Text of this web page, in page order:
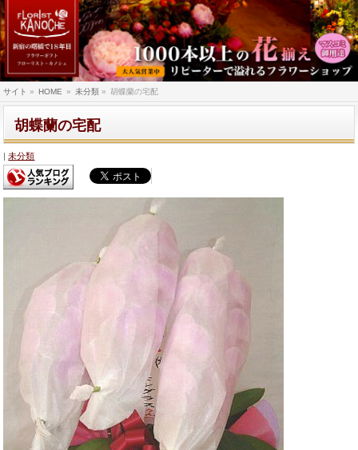
サイト » HOME » 未分類 » 胡蝶蘭の宅配
胡蝶蘭の宅配
未分類